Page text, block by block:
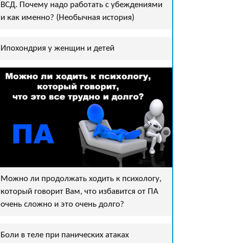
ВСД. Почему надо работать с убеждениями
и как именно? (Необычная история)
Ипохондрия у женщин и детей
Можно ли продолжать ходить к психологу,
который говорит Вам, что избавится от ПА
очень сложно и это очень долго?
Боли в теле при панических атаках